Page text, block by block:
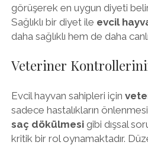
görüşerek en uygun diyeti
Sağlıklı bir diyet ile evcil
daha sağlıklı hem de daha
Veteriner
Evcil hayvan sahipleri için
sadece hastalıkların
saç dökülmesigibi dışsal
kritik bir rol oynamaktadır.